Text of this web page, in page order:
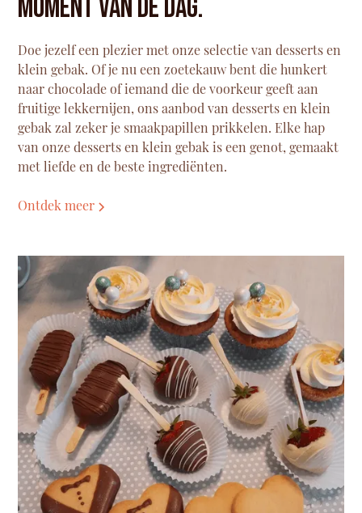
moment van de dag.
Doe jezelf een plezier met onze selectie van desserts en
klein gebak. Of je nu een zoetekauw bent die hunkert
naar chocolade of iemand die de voorkeur geeft aan
fruitige lekkernijen, ons aanbod van desserts en klein
gebak zal zeker je smaakpapillen prikkelen. Elke hap
van onzedesserts en klein gebak is een genot, gemaakt
met liefde en de beste ingrediënten.
Ontdek meer